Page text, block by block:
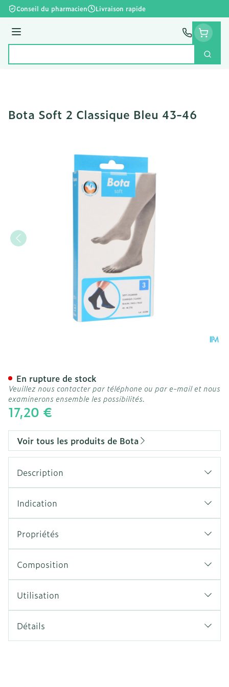
Aller au contenu
Conseil du pharmacien Livraison rapide
Menu
Bota Soft 2 Classique Bleu 43-46
17,20 €
En rupture de stock
Veuillez nous contacter par téléphone ou par e-mail et nous
examinerons ensemble les possibilités.
Voir tous les produits de Bota
Description
Indication
Propriétés
Composition
Utilisation
Détails